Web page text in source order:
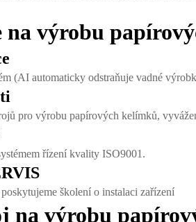
výrobu
(AI automaticky odstraňuje vadné
pro výrobu papírových kelímků,
řízení kvality ISO9001.
školení o instalaci zařízení
na výrobu